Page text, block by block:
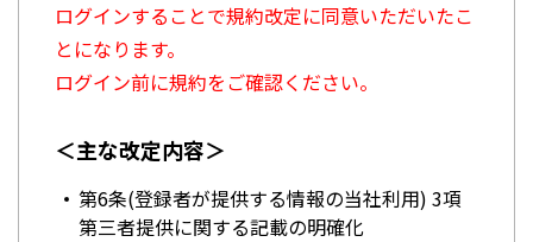
ログインすることで規約改定に同意いただいたこ
とになります。
ログイン前に規約をご確認ください。
＜主な改定内容＞
第6条(登録者が提供する情報の当社利用) 3項
第三者提供に関する記載の明確化